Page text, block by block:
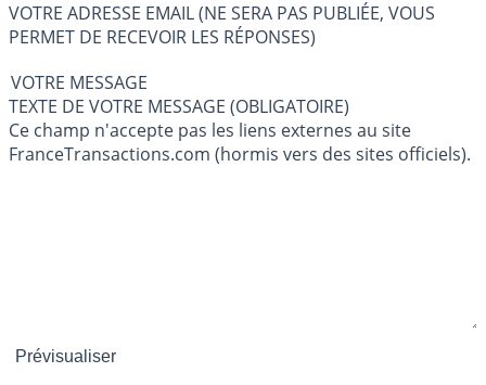
VOTRE ADRESSE EMAIL (NE SERA PAS PUBLIÉE, VOUS
PERMET DE RECEVOIR LES RÉPONSES)
VOTRE MESSAGE
TEXTE DE VOTRE MESSAGE (OBLIGATOIRE)
Ce champ n'accepte pas les liens externes au site
FranceTransactions.com (hormis vers des sites officiels).